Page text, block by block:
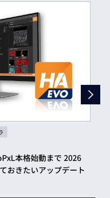
本格始動まで 2026
おきたいアップデート